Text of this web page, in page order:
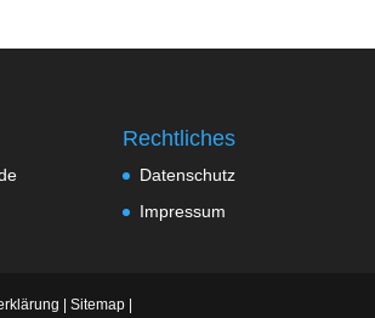
Rechtliches
Datenschutz
Impressum
|Sitemap |